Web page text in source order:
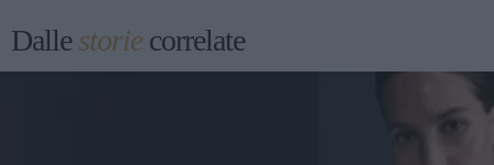
Dallestoriecorrelate